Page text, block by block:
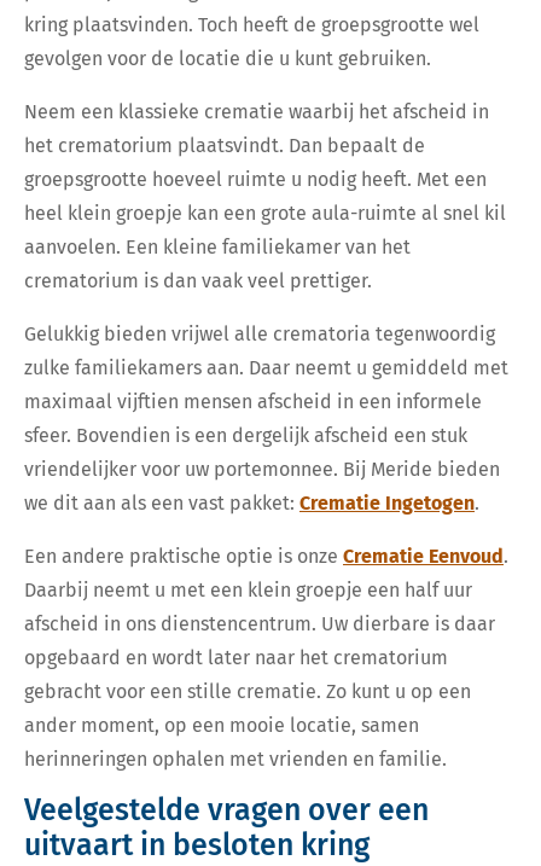
kring plaatsvinden. Toch heeft de groepsgrootte wel
gevolgen voor de locatie die u kunt gebruiken.
Neem een klassieke crematie waarbij het afscheid in
het crematorium plaatsvindt. Dan bepaalt de
groepsgrootte hoeveel ruimte u nodig heeft. Met een
heel klein groepje kan een grote aula-ruimte al snel kil
aanvoelen. Een kleine familiekamer van het
crematorium is dan vaak veel prettiger.
Gelukkig bieden vrijwel alle crematoria tegenwoordig
zulke familiekamers aan. Daar neemt u gemiddeld met
maximaal vijftien mensen afscheid in een informele
sfeer. Bovendien is een dergelijk afscheid een stuk
vriendelijker voor uw portemonnee. Bij Meride bieden
we dit aan als een vast pakket: Crematie Ingetogen.
Een andere praktische optie is onze Crematie Eenvoud.
Daarbij neemt u met een klein groepje een half uur
afscheid in ons dienstencentrum. Uw dierbare is daar
opgebaard en wordt later naar het crematorium
gebracht voor een stille crematie. Zo kunt u op een
ander moment, op een mooie locatie, samen
herinneringen ophalen met vrienden en familie.
Veelgestelde vragen over een
uitvaart in besloten kring